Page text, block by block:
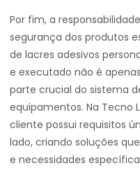
Por fim, a
segurança dos produtos
de lacres adesivos
e executado não é
parte crucial do sistema
equipamentos. Na Tecno
cliente possui requisitos
lado, criando soluções
e necessidades